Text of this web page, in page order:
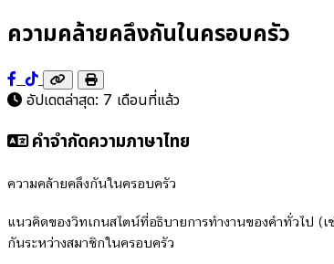
ความคล้ายคลึงกันในครอบครัว
อัปเดตล่าสุด: 7 เดือนที่แล้ว
คำจำกัดความภาษาไทย
ความคล้ายคลึงกันในครอบครัว
แนวคิดของวิทเกนสไตน์ที่อธิบายการทำงานของคำทั่วไป (
กันระหว่างสมาชิกในครอบครัว